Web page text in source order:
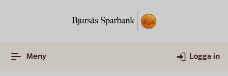
Meny Logga in